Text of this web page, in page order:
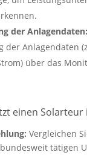
der Anlagendaten:
der Anlagendaten
über das
einen
Vergleichen
tätigen